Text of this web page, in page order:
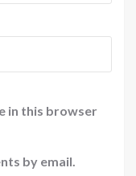
in this browser
by email.